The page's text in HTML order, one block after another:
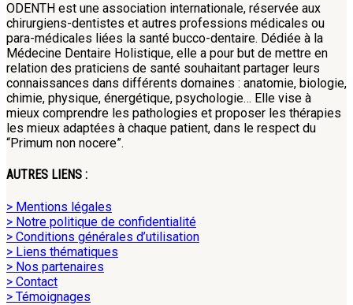
ODENTH est une association internationale, réservée aux
chirurgiens-dentistes et autres professions médicales ou
para-médicales liées la santé bucco-dentaire. Dédiée à la
Médecine Dentaire Holistique, elle a pour but de mettre en
relation des praticiens de santé souhaitant partager leurs
connaissances dans différents domaines : anatomie, biologie,
chimie, physique, énergétique, psychologie… Elle vise à
mieux comprendre les pathologies et proposer les thérapies
les mieux adaptées à chaque patient, dans le respect du
“Primum non nocere”.
AUTRES LIENS :
> Mentions légales
> Notre politique de confidentialité
> Conditions générales d’utilisation
> Liens thématiques
> Nos partenaires
> Contact
> Témoignages